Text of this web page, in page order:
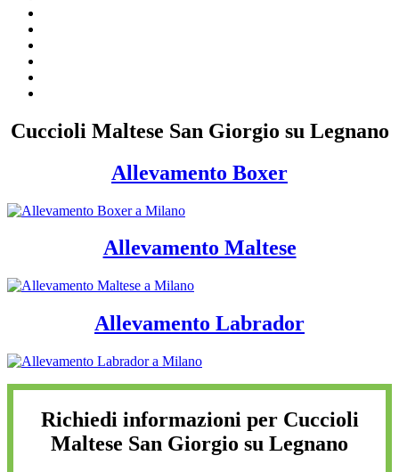
Cuccioli Maltese San Giorgio su Legnano
Allevamento Boxer
Allevamento Maltese
Allevamento Labrador
Richiedi informazioni per Cuccioli
Maltese San Giorgio su Legnano